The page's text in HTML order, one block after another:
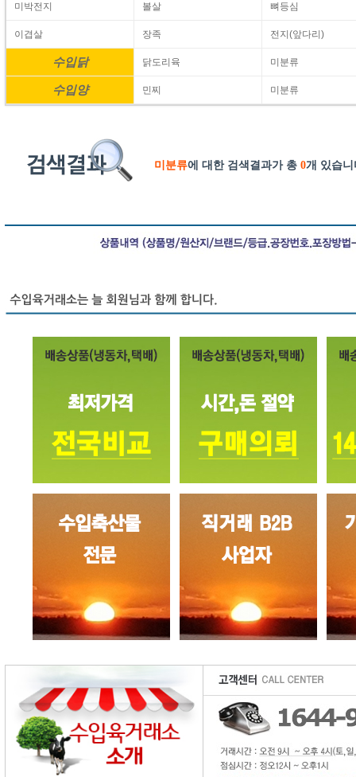
미박전지 볼살 뼈등심
이겹살 장족 전지(앞다리)
수입닭 닭도리육 미분류
수입양 민찌 미분류
미분류에 대한 검색결과가 총 0개 있습니